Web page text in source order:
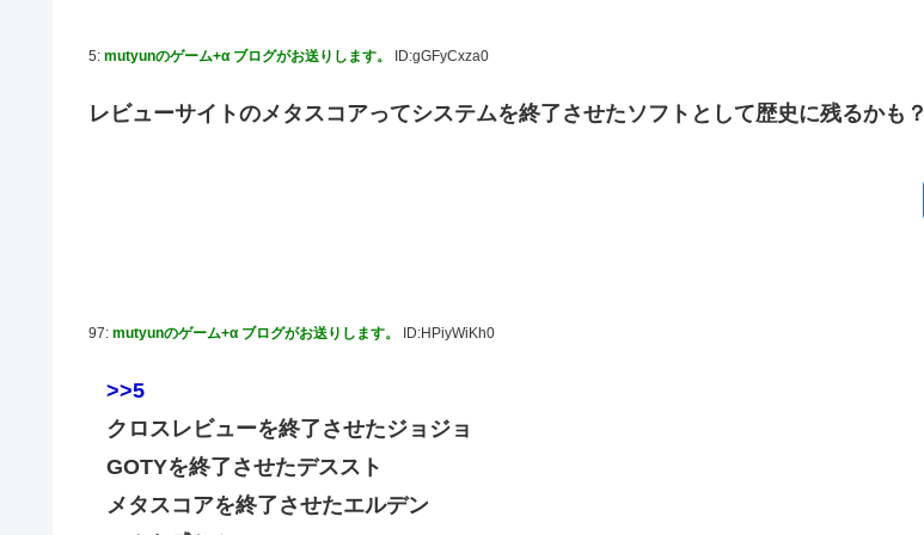
5: mutyunのゲーム+α ブログがお送りします。 ID:gGFyCxza0
レビューサイトのメタスコアってシステムを終了させたソフトとして歴史に残るかも？
97: mutyunのゲーム+α ブログがお送りします。 ID:HPiyWiKh0
>>5
クロスレビューを終了させたジョジョ
GOTYを終了させたデススト
メタスコアを終了させたエルデン